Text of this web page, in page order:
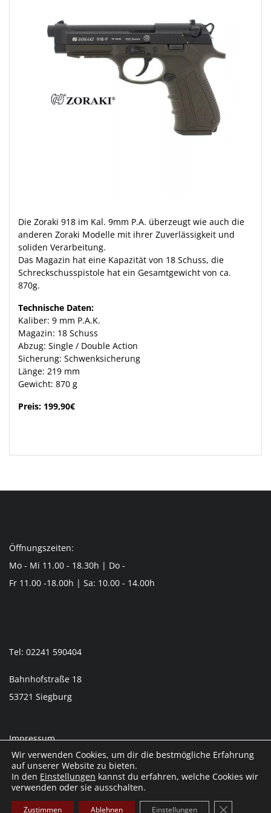
Die Zoraki 918 im Kal. 9mm P.A. überzeugt wie auch die
anderen Zoraki Modelle mit ihrer Zuverlässigkeit und
soliden Verarbeitung.
Das Magazin hat eine Kapazität von 18 Schuss, die
Schreckschusspistole hat ein Gesamtgewicht von ca.
870g.
Technische Daten:
Kaliber: 9 mm P.A.K.
Magazin: 18 Schuss
Abzug: Single / Double Action
Sicherung: Schwenksicherung
Länge: 219 mm
Gewicht: 870 g
Preis: 199,90€
Öffnungszeiten:
Mo - Mi 11.00 - 18.30h | Do -
Fr 11.00 -18.00h | Sa: 10.00 - 14.00h
Tel: 02241 590404
Bahnhofstraße 18
53721 Siegburg
Impressum
Datenschutzerklärung
© 2026 Jagd & Outdoor Mülln
Wir verwenden Cookies, um dir die bestmögliche Erfahrung
auf unserer Website zu bieten.
In den Einstellungen kannst du erfahren, welche Cookies wir
verwenden oder sie ausschalten.
Zustimmen Ablehnen Einstellungen GDPR